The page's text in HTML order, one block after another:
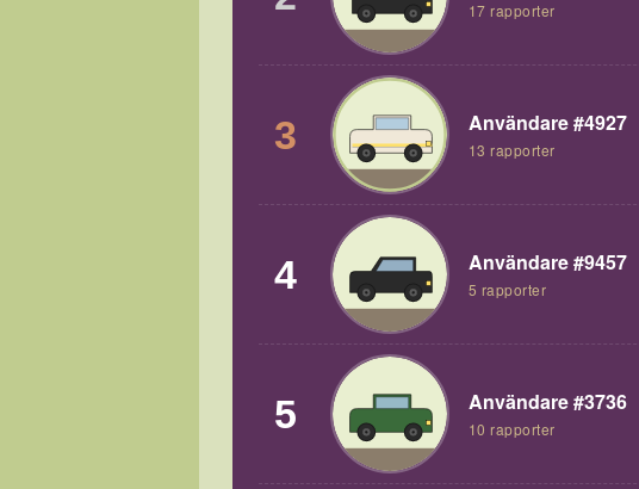
17 rapporter
3 Användare #4927
13 rapporter
4 Användare #9457
5 rapporter
5 Användare #3736
10 rapporter